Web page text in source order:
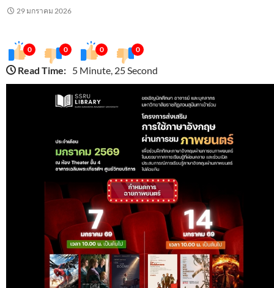
29 มกราคม 2026
0 0 0 0
Read Time: 5 Minute, 25 Second